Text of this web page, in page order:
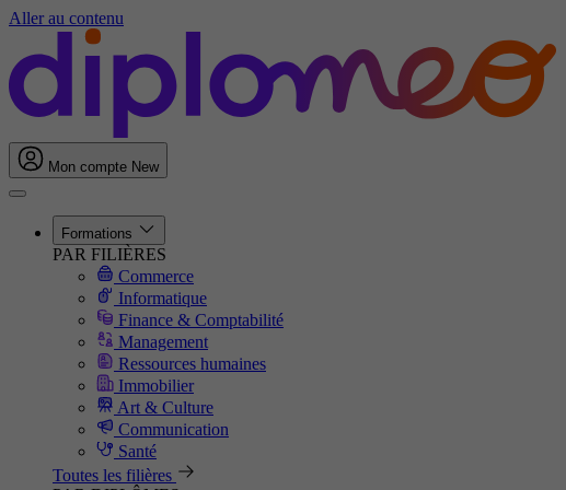
Aller au contenu
Mon compte New
Formations
PAR FILIÈRES
Commerce
Informatique
Finance & Comptabilité
Management
Ressources humaines
Immobilier
Art & Culture
Communication
Santé
Toutes les filières